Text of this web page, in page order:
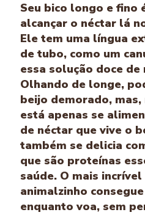
Seu bico longo e fino
alcançar o néctar lá
Ele tem uma língua
de tubo, como um
essa solução doce
Olhando de longe,
beijo demorado, mas,
está apenas se
de néctar que vive o
também se delicia
que são proteínas
saúde. O mais
animalzinho
enquanto voa, sem